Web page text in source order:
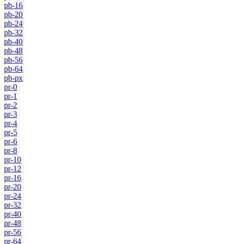
pb-16
pb-20
pb-24
pb-32
pb-40
pb-48
pb-56
pb-64
pb-px
pr-0
pr-1
pr-2
pr-3
pr-4
pr-5
pr-6
pr-8
pr-10
pr-12
pr-16
pr-20
pr-24
pr-32
pr-40
pr-48
pr-56
pr-64